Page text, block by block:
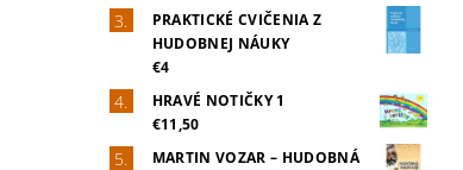
PRAKTICKÉ CVIČENIA Z
HUDOBNEJ NÁUKY
€4
HRAVÉ NOTIČKY 1
€11,50
MARTIN VOZAR – HUDOBNÁ